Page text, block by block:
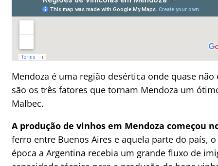
Mendoza é uma região desértica onde quase
são os três fatores que tornam Mendoza um
Malbec.
A produção de vinhos em Mendoza começou
ferro entre Buenos Aires e aquela parte do país,
época a Argentina recebia um grande fluxo de